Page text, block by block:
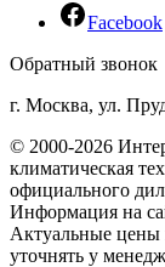
Facebook
Обратный звонок
г. Москва, ул.
© 2000-2026
климатическая
официального
Информация на
Актуальные цены
уточнять у